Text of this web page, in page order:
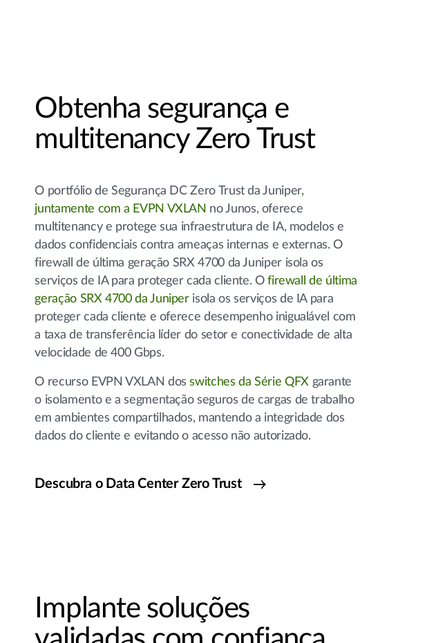
Obtenha segurança e
multitenancy Zero Trust
O portfólio de Segurança DC Zero Trust da Juniper,
juntamente com a EVPN VXLAN no Junos, oferece
multitenancy e protege sua infraestrutura de IA, modelos e
dados confidenciais contra ameaças internas e externas. O
firewall de última geração SRX 4700 da Juniper isola os
serviços de IA para proteger cada cliente. Ofirewall de última
geração SRX 4700 da Juniperisola os serviços de IA para
proteger cada cliente e oferece desempenho inigualável com
a taxa de transferência líder do setor e conectividade de alta
velocidade de 400 Gbps.
O recurso EVPN VXLAN dosswitches da Série QFXgarante
o isolamento e a segmentação seguros de cargas de trabalho
em ambientes compartilhados, mantendo a integridade dos
dados do cliente e evitando o acesso não autorizado.
Descubra o Data Center Zero Trust
Implante soluções